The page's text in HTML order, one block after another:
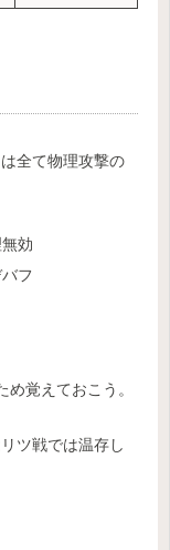
全て物理攻撃の
効
フ
覚えておこう。
ツ戦では温存し